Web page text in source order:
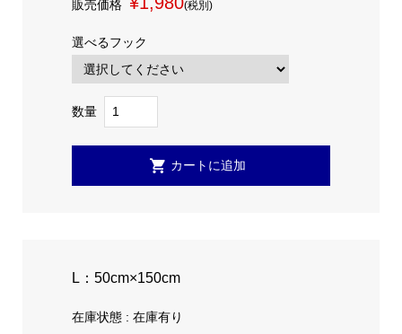
販売価格 (税別)
選べるフック
数量
L：50cm×150cm
在庫状態 : 在庫有り